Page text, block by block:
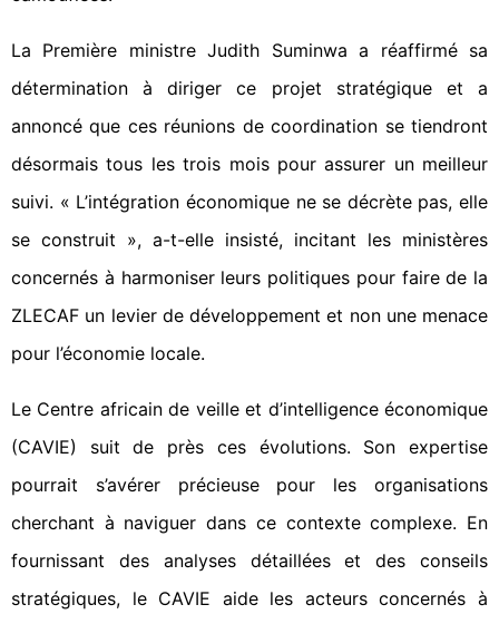
La Première ministre Judith Suminwa a réaffirmé sa
détermination à diriger ce projet stratégique et a
annoncé que ces réunions de coordination se tiendront
désormais tous les trois mois pour assurer un meilleur
suivi. « L’intégration économique ne se décrète pas, elle
se construit », a-t-elle insisté, incitant les ministères
concernés à harmoniser leurs politiques pour faire de la
ZLECAF un levier de développement et non une menace
pour l’économie locale.
Le Centre africain de veille et d’intelligence économique
(CAVIE) suit de près ces évolutions. Son expertise
pourrait s’avérer précieuse pour les organisations
cherchant à naviguer dans ce contexte complexe. En
fournissant des analyses détaillées et des conseils
stratégiques, le CAVIE aide les acteurs concernés à